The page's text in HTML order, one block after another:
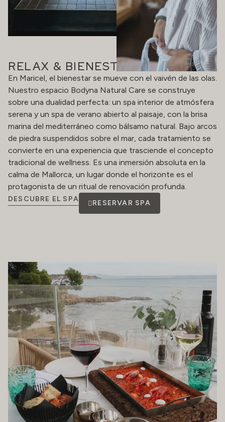
RELAX & BIENESTAR
En Maricel, el bienestar se mueve con el vaivén de las olas.
Nuestro espacio Bodyna Natural Care se construye
sobre una dualidad perfecta: un spa interior de atmósfera
serena y un spa de verano abierto al paisaje, con la brisa
marina del mediterráneo como bálsamo natural. Bajo arcos
de piedra suspendidos sobre el mar, cada tratamiento se
convierte en una experiencia que trasciende el concepto
tradicional de wellness. Es una inmersión absoluta en la
calma de Mallorca, un lugar donde el horizonte es el
protagonista de un ritual de renovación profunda.
DESCUBRE EL SPA RESERVAR SPA